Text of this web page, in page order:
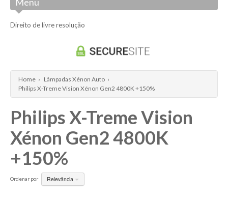
HS5
W5W
T4W
P21/5W
W16W
Direito de livre resolução
Home › Lâmpadas Xénon Auto ›
Philips X-Treme Vision Xénon Gen2 4800K +150%
Philips X-Treme Vision
Xénon Gen2 4800K
+150%
Ordenar por Relevância